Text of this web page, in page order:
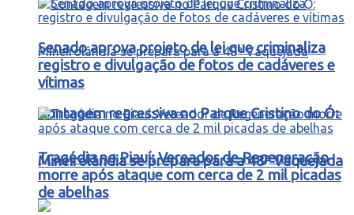
Contagem regressiva no Parque Cristino do Ó:
Mineirolândia se prepara para a 48ª Vaquejada
Senado aprova projeto de lei que criminaliza
registro e divulgação de fotos de cadáveres e
vítimas
Tragédia no Piauí: Vereador de Regeneração
morre após ataque com cerca de 2 mil picadas
de abelhas